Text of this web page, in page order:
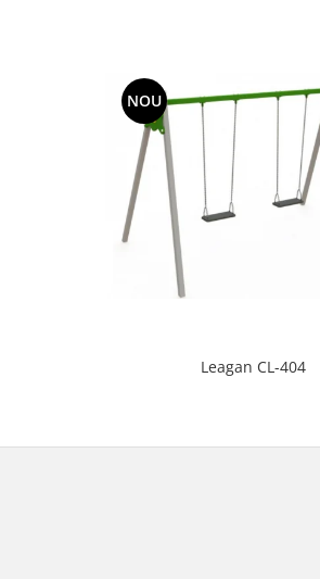
NOU
Leagan CL-404